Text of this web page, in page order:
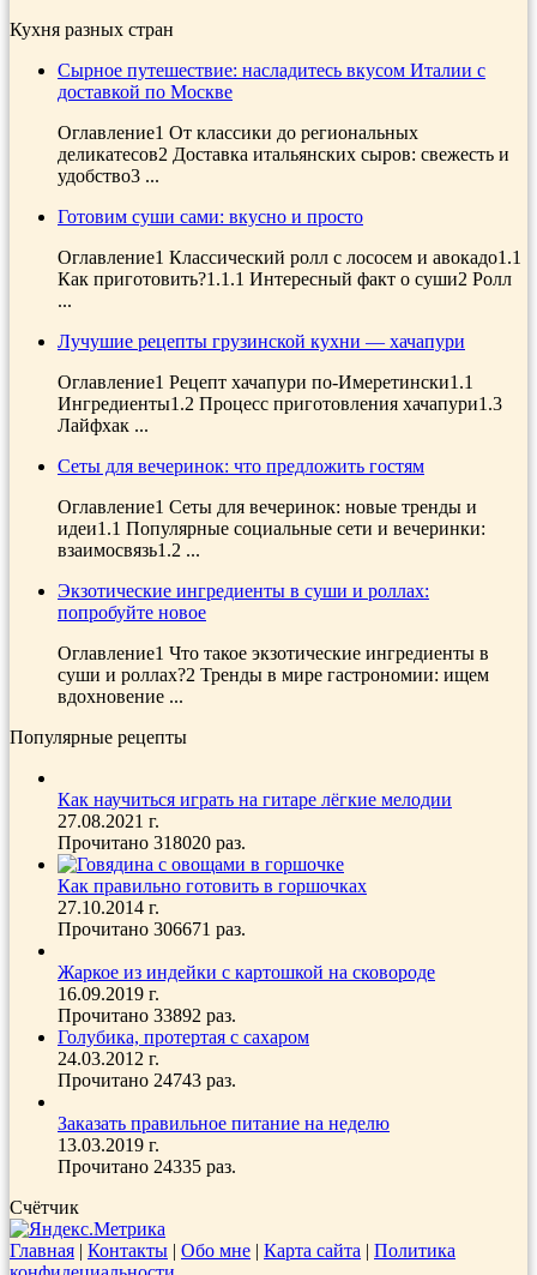
Кухня разных стран
Сырное путешествие: насладитесь вкусом Италии с
доставкой по Москве
Оглавление1 От классики до региональных
деликатесов2 Доставка итальянских сыров: свежесть и
удобство3 ...
Готовим суши сами: вкусно и просто
Оглавление1 Классический ролл с лососем и авокадо1.1
Как приготовить?1.1.1 Интересный факт о суши2 Ролл
...
Лучушие рецепты грузинской кухни — хачапури
Оглавление1 Рецепт хачапури по-Имеретински1.1
Ингредиенты1.2 Процесс приготовления хачапури1.3
Лайфхак ...
Сеты для вечеринок: что предложить гостям
Оглавление1 Сеты для вечеринок: новые тренды и
идеи1.1 Популярные социальные сети и вечеринки:
взаимосвязь1.2 ...
Экзотические ингредиенты в суши и роллах:
попробуйте новое
Оглавление1 Что такое экзотические ингредиенты в
суши и роллах?2 Тренды в мире гастрономии: ищем
вдохновение ...
Популярные рецепты
Как научиться играть на гитаре лёгкие мелодии
27.08.2021 г.
Прочитано 318020 раз.
Как правильно готовить в горшочках
27.10.2014 г.
Прочитано 306671 раз.
Жаркое из индейки с картошкой на сковороде
16.09.2019 г.
Прочитано 33892 раз.
Голубика, протертая с сахаром
24.03.2012 г.
Прочитано 24743 раз.
Заказать правильное питание на неделю
13.03.2019 г.
Прочитано 24335 раз.
Счётчик
Главная | Контакты | Обо мне | Карта сайта | Политика